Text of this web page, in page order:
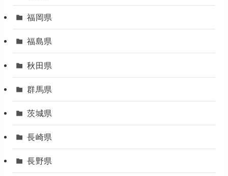
福岡県
福島県
秋田県
群馬県
茨城県
長崎県
長野県